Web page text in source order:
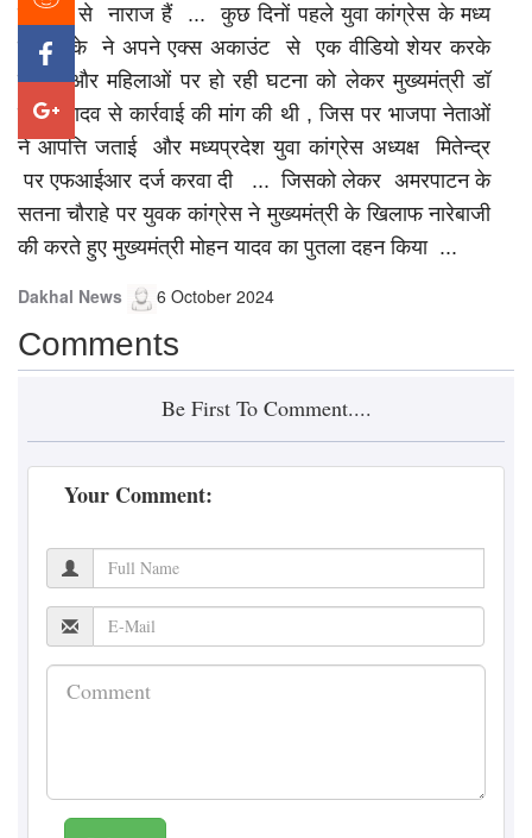
सरकार से नाराज हैं ... कुछ दिनों पहले युवा कांग्रेस के मध्य
प्रदेश के ने अपने एक्स अकाउंट से एक वीडियो शेयर करके
बेटियों और महिलाओं पर हो रही घटना को लेकर मुख्यमंत्री डॉ
मोहन यादव से कार्रवाई की मांग की थी , जिस पर भाजपा नेताओं
ने आपत्ति जताई और मध्यप्रदेश युवा कांग्रेस अध्यक्ष मितेन्द्र
पर एफआईआर दर्ज करवा दी ... जिसको लेकर अमरपाटन के
सतना चौराहे पर युवक कांग्रेस ने मुख्यमंत्री के खिलाफ नारेबाजी
की करते हुए मुख्यमंत्री मोहन यादव का पुतला दहन किया ...
Dakhal News 6 October 2024
Comments
Be First To Comment....
Your Comment: